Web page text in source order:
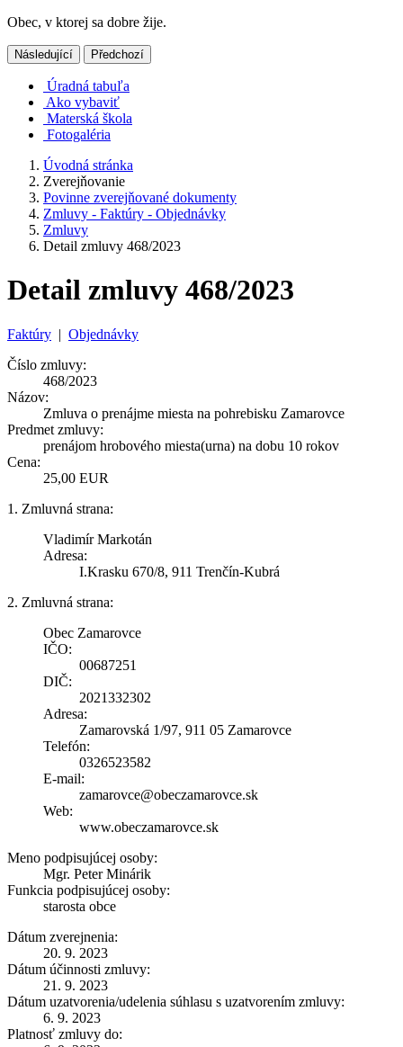
Obec, v ktorej sa dobre žije.
Následující Předchozí
Úradná tabuľa
Ako vybaviť
Materská škola
Fotogaléria
Úvodná stránka
Zverejňovanie
Povinne zverejňované dokumenty
Zmluvy - Faktúry - Objednávky
Zmluvy
Detail zmluvy 468/2023
Detail zmluvy 468/2023
Faktúry | Objednávky
Číslo zmluvy:
468/2023
Názov:
Zmluva o prenájme miesta na pohrebisku Zamarovce
Predmet zmluvy:
prenájom hrobového miesta(urna) na dobu 10 rokov
Cena:
25,00 EUR
1. Zmluvná strana:
Vladimír Markotán
Adresa:
I.Krasku 670/8, 911 Trenčín-Kubrá
2. Zmluvná strana:
Obec Zamarovce
IČO:
00687251
DIČ:
2021332302
Adresa:
Zamarovská 1/97, 911 05 Zamarovce
Telefón:
0326523582
E-mail:
zamarovce@obeczamarovce.sk
Web:
www.obeczamarovce.sk
Meno podpisujúcej osoby:
Mgr. Peter Minárik
Funkcia podpisujúcej osoby:
starosta obce
Dátum zverejnenia:
20. 9. 2023
Dátum účinnosti zmluvy:
21. 9. 2023
Dátum uzatvorenia/udelenia súhlasu s uzatvorením zmluvy:
6. 9. 2023
Platnosť zmluvy do: